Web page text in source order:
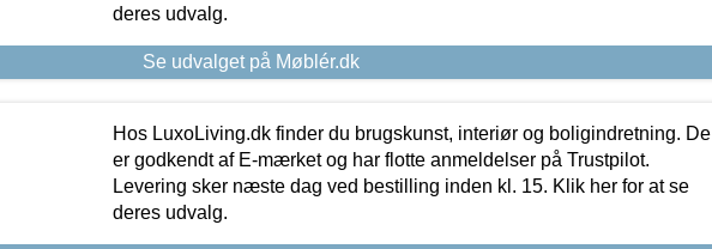
deres udvalg.
Se udvalget på Møblér.dk
Hos LuxoLiving.dk finder du brugskunst, interiør og boligindretning. De
er godkendt af E-mærket og har flotte anmeldelser på Trustpilot.
Levering sker næste dag ved bestilling inden kl. 15. Klik her for at se
deres udvalg.